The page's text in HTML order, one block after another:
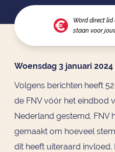
Word direct lid
staan voor
Woensdag 3 januari 2024
Volgens berichten heeft
de FNV vóór het eindbod
Nederland gestemd. FNV
gemaakt om hoeveel
dit heeft uiteraard